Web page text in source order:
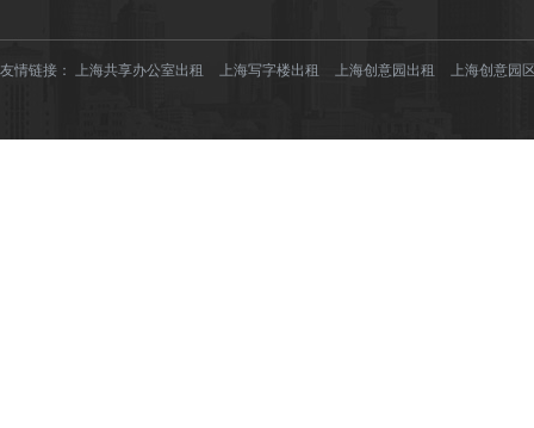
友情链接： 上海共享办公室出租 上海写字楼出租 上海创意园出租 上海创意园